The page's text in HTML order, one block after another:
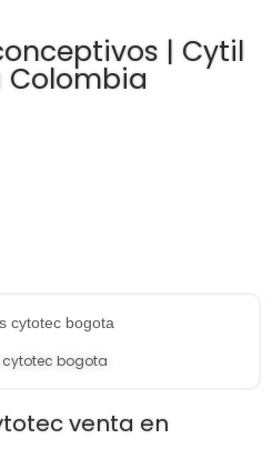
| Cytil
Colombia
bogota
venta en